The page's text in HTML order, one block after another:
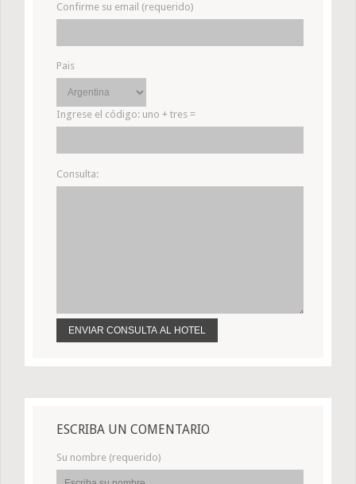
Confirme su email (requerido)
Pais
Ingrese el código: uno + tres =
Consulta:
ESCRIBA UN COMENTARIO
Su nombre (requerido)